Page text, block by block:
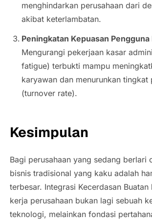
menghindarkan perusahaan dari
akibat keterlambatan.
Peningkatan Kepuasan
Mengurangi pekerjaan kasar
fatigue) terbukti mampu
karyawan dan menurunkan tingkat
(turnover rate).
Kesimpulan
Bagi perusahaan yang sedang berlari
bisnis tradisional yang kaku adalah
terbesar. Integrasi Kecerdasan
kerja perusahaan bukan lagi sebuah
teknologi, melainkan fondasi